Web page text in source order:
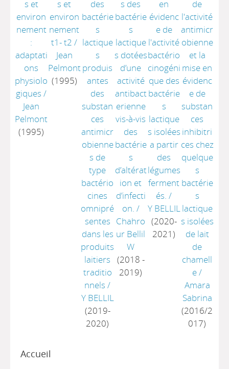
s et
environ
nement
:
adaptati
ons
physiolo
giques /
Jean
Pelmont
(1995)
s et
environ
nement
t1- t2 /
Jean
Pelmont
(1995)
des
bactérie
s
lactique
s
produis
antes
des
substan
ces
antimicr
obienne
s de
type
bactério
cines
omnipré
sentes
dans les
produits
laitiers
traditio
nnels /
Y BELLIL
(2019-
2020)
s des
bactérie
s
lactique
s dotées
d’une
activité
antibact
erienne
vis-à-vis
des
bactérie
s
d’altérat
ion et
d’infecti
on. /
Chahro
ur Bellil
W
(2018 -
2019)
en
évidenc
e de
l'activité
bactério
cinogéni
que des
bactérie
s
lactique
s isolées
a partir
des
légumes
ferment
és. /
Y BELLIL
(2020-
2021)
de
l'activité
antimicr
obienne
et la
mise en
évidenc
e de
substan
ces
inhibitri
ces chez
quelque
s
bactérie
s
lactique
s isolées
de lait
de
chamell
e/
Amara
Sabrina
(2016/2
017)
Accueil